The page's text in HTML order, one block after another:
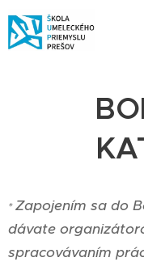
*Zapojením sa do
dávate
spracovávaním